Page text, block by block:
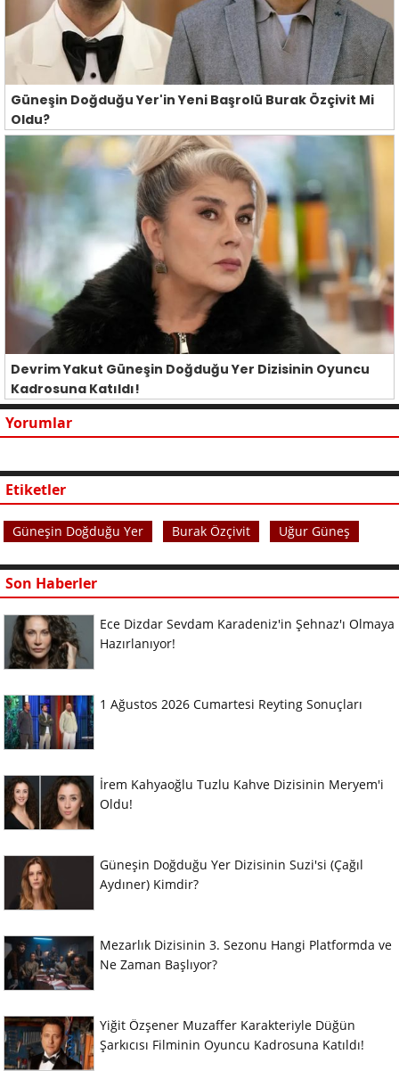
Güneşin Doğduğu Yer'in Yeni Başrolü Burak Özçivit Mi
Oldu?
Devrim Yakut Güneşin Doğduğu Yer Dizisinin Oyuncu
Kadrosuna Katıldı!
Yorumlar
Etiketler
Güneşin Doğduğu Yer Burak Özçivit Uğur Güneş
Son Haberler
Ece Dizdar Sevdam Karadeniz'in Şehnaz'ı Olmaya
Hazırlanıyor!
1 Ağustos 2026 Cumartesi Reyting Sonuçları
İrem Kahyaoğlu Tuzlu Kahve Dizisinin Meryem'i
Oldu!
Güneşin Doğduğu Yer Dizisinin Suzi'si (Çağıl
Aydıner) Kimdir?
Mezarlık Dizisinin 3. Sezonu Hangi Platformda ve
Ne Zaman Başlıyor?
Yiğit Özşener Muzaffer Karakteriyle Düğün
Şarkıcısı Filminin Oyuncu Kadrosuna Katıldı!